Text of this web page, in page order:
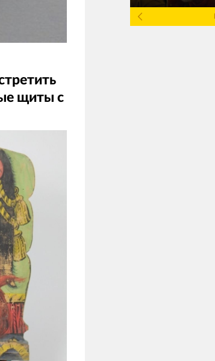
щиты с